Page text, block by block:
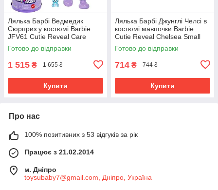
Лялька Барбі Ведмедик
Сюрприз у костюмі Barbie
JFV61 Cutie Reveal Care
Bears 2 серія
Готово до відправки
1 515 ₴ 1 655 ₴
Купити
Лялька Барбі Джунглі Челсі в
костюмі мавпочки Barbie
Cutie Reveal Chelsea Small
Doll HKR14
Готово до відправки
714 ₴ 744 ₴
Купити
Про нас
100% позитивних з 53 відгуків за рік
Працює з 21.02.2014
м. Дніпро
toysubaby7@gmail.com, Дніпро, Україна